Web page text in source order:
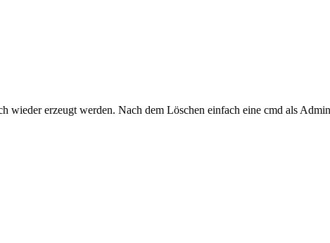
erzeugt werden. Nach dem Löschen einfach eine cmd als